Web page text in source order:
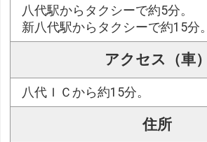
八代駅からタクシーで約5分。
新八代駅からタクシーで約15分。
アクセス（車）
八代ＩＣから約15分。
住所